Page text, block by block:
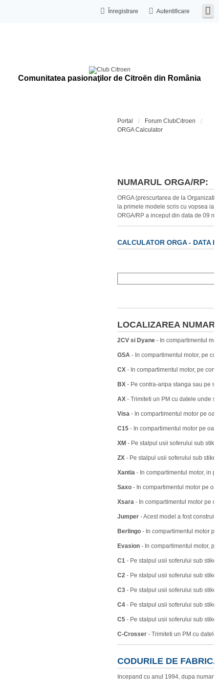
Autentificare
Înregistrare
Comunitatea pasionaţilor de Citroën din România
Portal
Forum ClubCitroen
ORGA Calculator
NUMARUL ORGA/RP:
ORGA (prescurtarea de la
la primele modele scris cu vopsea
ORGA/RP a inceput din data de 09
CALCULATOR ORGA - DATA
LOCALIZAREA
2CV si Dyane - In compartimentul
GSA - In compartimentul motor, pe
CX - In compartimentul motor, pe
BX - Pe contra-aripa stanga sau pe
AX - Trimiteti un PM cu datele unde
Visa - In compartimentul motor pe
C15 - In compartimentul motor pe
XM - Pe stalpul usii soferului sub
ZX - Pe stalpul usii soferului sub
Xantia - In compartimentul motor, in
Saxo - In compartimentul motor pe
Xsara - In compartimentul motor pe
Jumper - Acest model a fost construit
Berlingo - In compartimentul motor
Evasion - In compartimentul motor,
C1 - Pe stalpul usii soferului sub
C2 - Pe stalpul usii soferului sub
C3 - Pe stalpul usii soferului sub
C4 - Pe stalpul usii soferului sub
C5 - Pe stalpul usii soferului sub
C-Crosser - Trimiteti un PM cu
CODURILE DE FABRICA
Incepand cu anul 1994, dupa